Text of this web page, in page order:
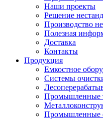
Наши проекты
Решение
Производство
Полезная
Доставка
Контакты
Продукция
Емкостное
Системы
Промышленные
Промышленные